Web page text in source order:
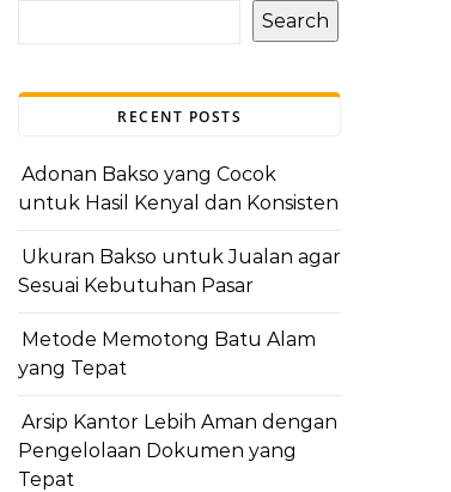
Search
RECENT POSTS
Adonan Bakso yang Cocok
untuk Hasil Kenyal dan Konsisten
Ukuran Bakso untuk Jualan agar
Sesuai Kebutuhan Pasar
Metode Memotong Batu Alam
yang Tepat
Arsip Kantor Lebih Aman dengan
Pengelolaan Dokumen yang
Tepat